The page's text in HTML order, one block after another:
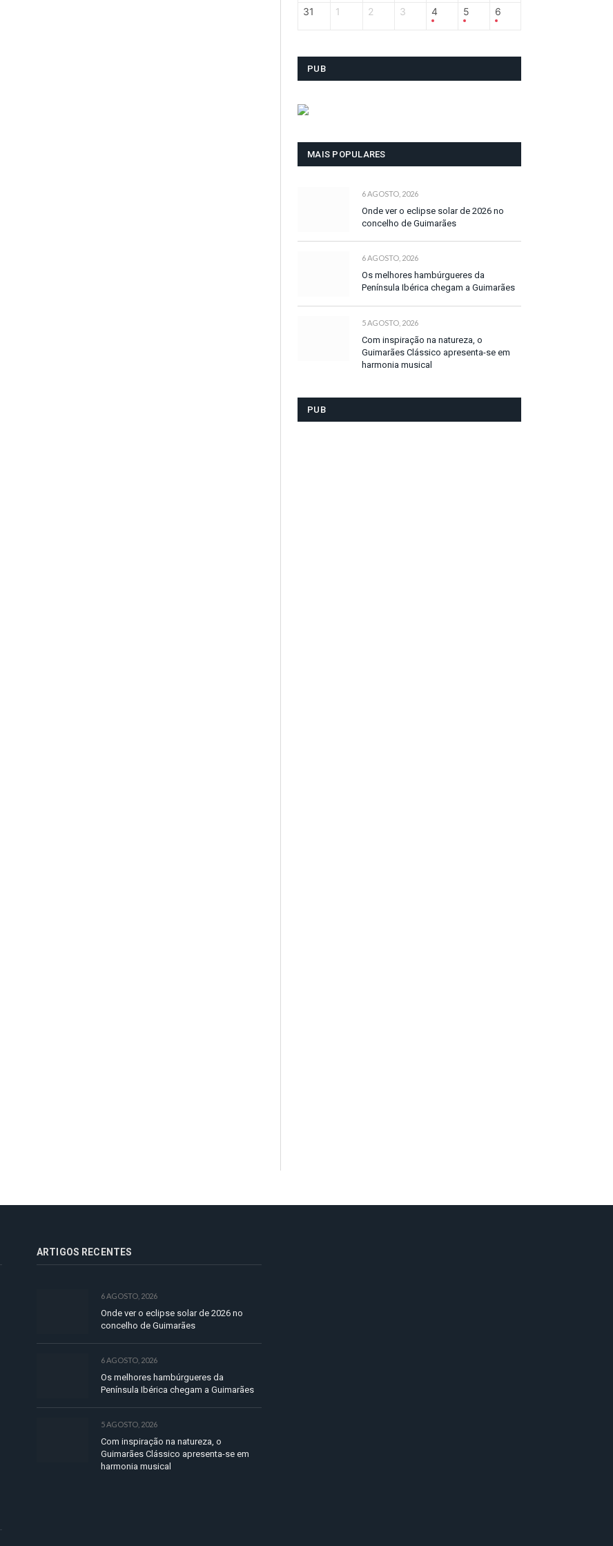
31 1 2 3 4 5 6
PUB
MAIS POPULARES
6 AGOSTO, 2026
Onde ver o eclipse solar de 2026 no
concelho de Guimarães
6 AGOSTO, 2026
Os melhores hambúrgueres da
Península Ibérica chegam a Guimarães
5 AGOSTO, 2026
Com inspiração na natureza, o
Guimarães Clássico apresenta-se em
harmonia musical
PUB
ARTIGOS RECENTES
6 AGOSTO, 2026
Onde ver o eclipse solar de 2026 no
concelho de Guimarães
6 AGOSTO, 2026
Os melhores hambúrgueres da
Península Ibérica chegam a Guimarães
5 AGOSTO, 2026
Com inspiração na natureza, o
Guimarães Clássico apresenta-se em
harmonia musical